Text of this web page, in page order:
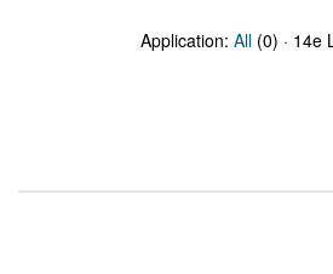
Application: All (0) · 14e